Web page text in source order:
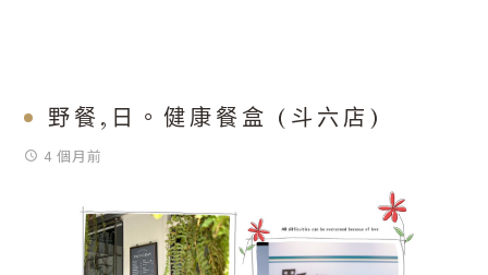
野餐,日。健康餐盒 (斗六店)
access_time 4 個月前